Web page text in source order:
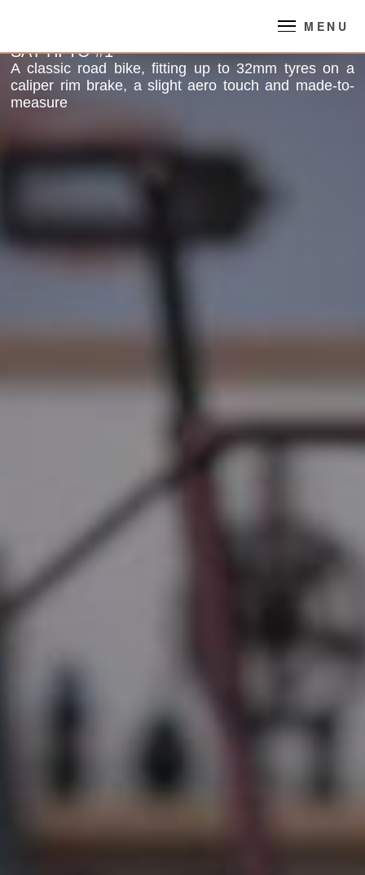
MENU
SAY HI TO #1
A classic road bike, fitting up to 32mm tyres on a
caliper rim brake, a slight aero touch and made-to-
measure